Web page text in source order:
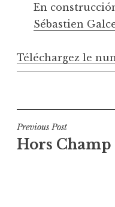
En
Sébastien
Téléchargez le
Navigation
de
Previous Post
Hors Champ